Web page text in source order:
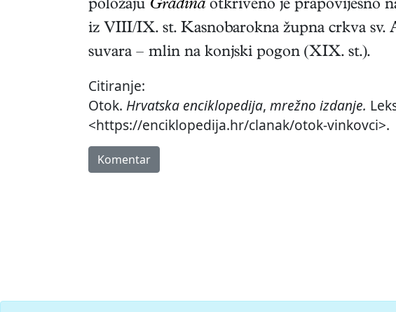
položaju Gradina otkriveno je prapovijesno
iz VIII/IX. st. Kasnobarokna župna crkva sv.
suvara – mlin na konjski pogon (XIX. st.).
Citiranje:
Otok. Hrvatska enciklopedija, mrežno izdanje.
<https://enciklopedija.hr/clanak/otok-vinkovci>.
Komentar